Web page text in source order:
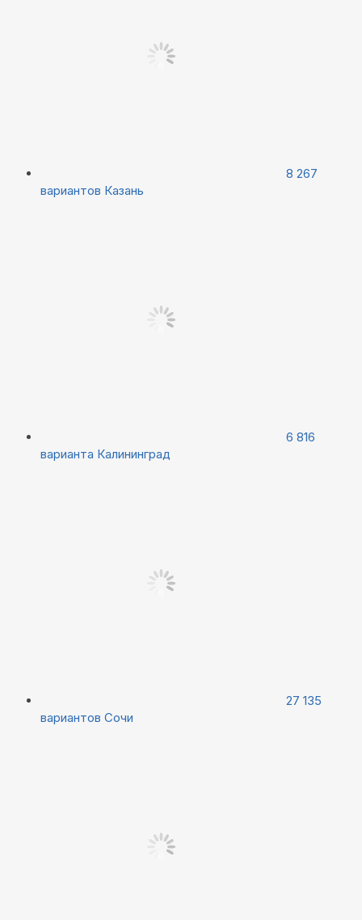
8 267
вариантов Казань
6 816
варианта Калининград
27 135
вариантов Сочи